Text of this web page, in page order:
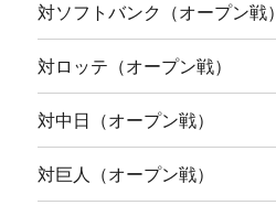
対ソフトバンク（オープン戦）
対ロッテ（オープン戦）
対中日（オープン戦）
対巨人（オープン戦）